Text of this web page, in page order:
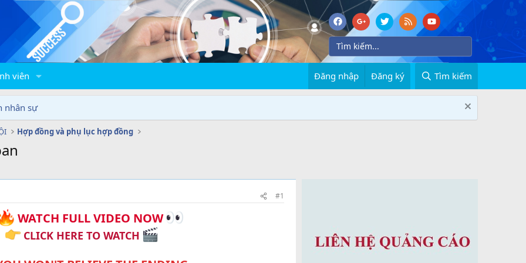
viên Đăng nhập Đăng ký Tìm kiếm
nhân sự
Hợp đồng và phụ lục hợp đồng
#1
WATCH FULL VIDEO NOW
CLICK HERE TO WATCH